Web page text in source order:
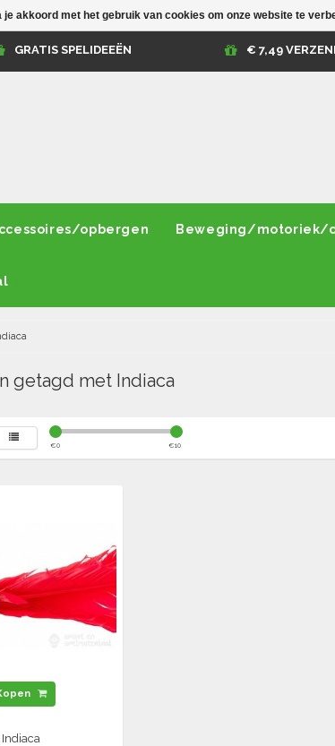
GRATIS SPELIDEEËN € 7,49
opbergen Beweging/motoriek/
getagd met Indiaca
€0 €10
Indiaca
je akkoord met het gebruik van cookies om onze website te